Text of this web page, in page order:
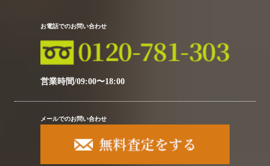
お電話でのお問い合わせ
営業時間/09:00〜18:00
メールでのお問い合わせ